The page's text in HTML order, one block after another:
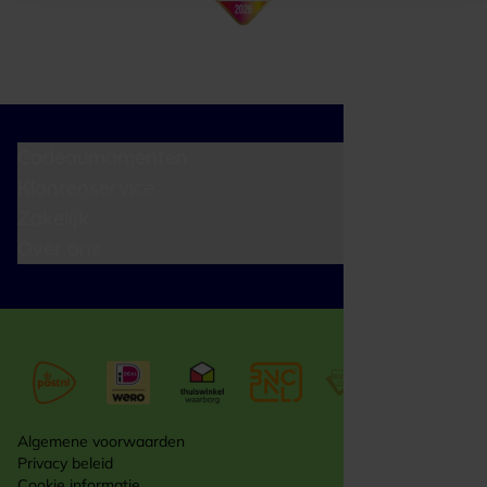
Algemene voorwaarden
Privacy beleid